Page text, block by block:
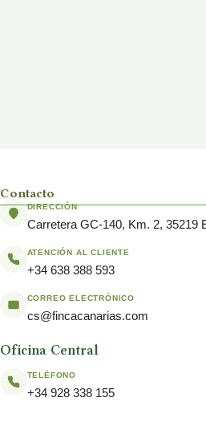
Contacto
DIRECCIÓN
Carretera GC-140, Km. 2, 35219
ATENCIÓN AL CLIENTE
+34 638 388 593
CORREO ELECTRÓNICO
cs@fincacanarias.com
Oficina Central
TELÉFONO
+34 928 338 155